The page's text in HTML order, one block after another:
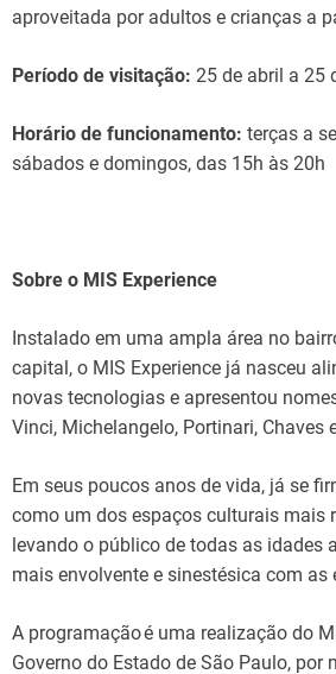
aproveitada por adultos e crianças a
Período de visitação: 25 de abril a 25
Horário de funcionamento: terças a
sábados e domingos, das 15h às 20h
Sobre o MIS Experience
Instalado em uma ampla área no
capital, o MIS Experience já nasceu
novas tecnologias e apresentou
Vinci, Michelangelo, Portinari, Chaves
Em seus poucos anos de vida, já se
como um dos espaços culturais mais
levando o público de todas as idades
mais envolvente e sinestésica com as
A programação é uma realização do
Governo do Estado de São Paulo, por